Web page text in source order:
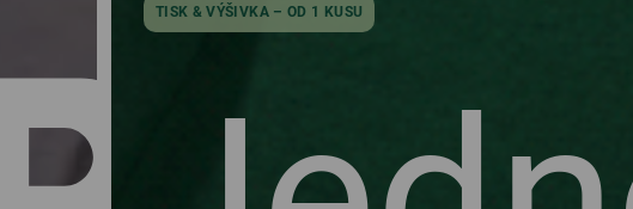
TISK & VÝŠIVKA – OD 1 KUSU